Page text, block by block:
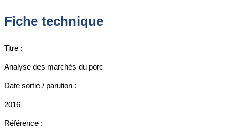
Fiche technique
Titre :
Analyse des marchés du porc
Date sortie / parution :
2016
Référence :